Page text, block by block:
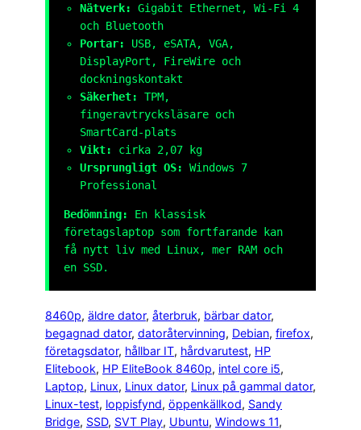
Nätverk:
Gigabit Ethernet, Wi-Fi 4
och Bluetooth
Portar:
USB, eSATA, VGA,
DisplayPort, FireWire och
dockningskontakt
Säkerhet:
TPM,
fingeravtrycksläsare och
SmartCard-plats
Vikt:
cirka 2,07 kg
Ursprungligt OS:
Windows 7
Professional
Bedömning:
En klassisk
företagslaptop som fortfarande kan
få nytt liv med Linux, mer RAM och
en SSD.
8460p, äldre dator, återbruk, bärbar dator
begagnad dator, datoråtervinning, Debian, firefox
företagsdator, hållbar IT, hårdvarutest, HP
Elitebook, HP EliteBook 8460p, intel core i5
Laptop, Linux, Linux dator, Linux på gammal dator
Linux-test, loppisfynd, öppenkällkod, Sandy
Bridge, SSD, SVT Play, Ubuntu, Windows 11